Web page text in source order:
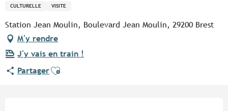
CULTURELLE VISITE
Station Jean Moulin, Boulevard Jean Moulin, 29200 Brest
M'y rendre
J'y vais en train !
PartagerAjouter aux favoris